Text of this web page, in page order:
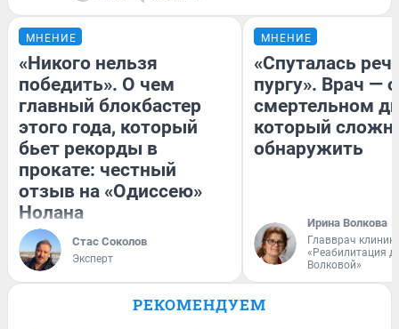
МНЕНИЕ
«Никого нельзя
победить». О чем
главный блокбастер
этого года, который
бьет рекорды в
прокате: честный
отзыв на «Одиссею»
Нолана
Стас Соколов
Эксперт
МНЕНИЕ
«Спуталась
пургу». Врач — о
смертельном
который
обнаружить
Ирина Волкова
Главврач
«Реабилитация
Волковой»
РЕКОМЕНДУЕМ